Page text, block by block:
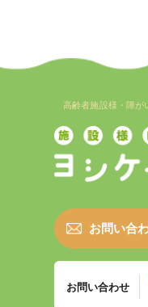
高齢者施設様・障が
お問い合
お問い合わせ